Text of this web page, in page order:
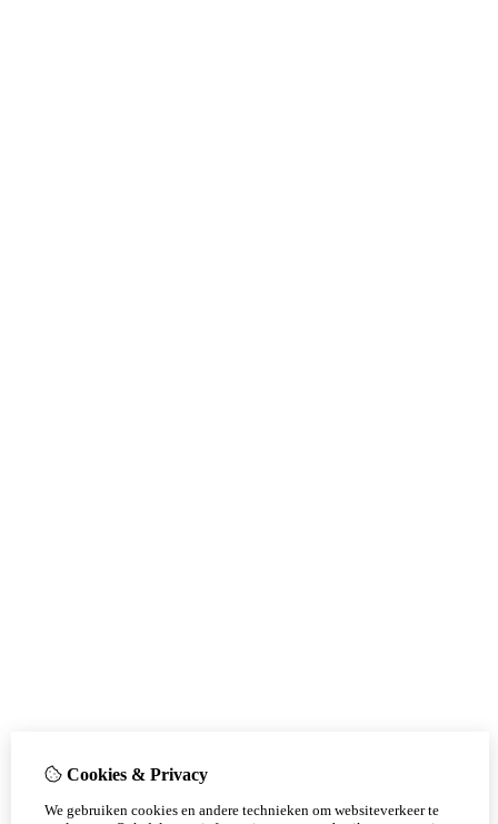
Cookies & Privacy
We gebruiken cookies en andere technieken om websiteverkeer te